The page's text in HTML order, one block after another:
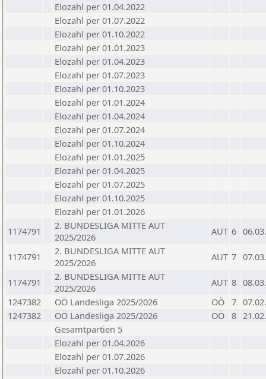
Elozahl per 01.04.2022
Elozahl per 01.07.2022
Elozahl per 01.10.2022
Elozahl per 01.01.2023
Elozahl per 01.04.2023
Elozahl per 01.07.2023
Elozahl per 01.10.2023
Elozahl per 01.01.2024
Elozahl per 01.04.2024
Elozahl per 01.07.2024
Elozahl per 01.10.2024
Elozahl per 01.01.2025
Elozahl per 01.04.2025
Elozahl per 01.07.2025
Elozahl per 01.10.2025
Elozahl per 01.01.2026
1174791
2. BUNDESLIGA MITTE AUT
2025/2026
AUT 6
1174791
2. BUNDESLIGA MITTE AUT
2025/2026
AUT 7
1174791
2. BUNDESLIGA MITTE AUT
2025/2026
AUT 8
1247382
OÖ Landesliga 2025/2026 OÖ 7
1247382
OÖ Landesliga 2025/2026 OÖ 8
Gesamtpartien 5
Elozahl per 01.04.2026
Elozahl per 01.07.2026
Elozahl per 01.10.2026